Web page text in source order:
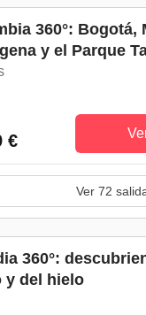
360°: Bogotá,
y el Parque
€
Ver 72
360°:
y del hielo